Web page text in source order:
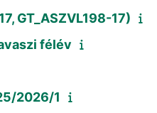
GT_ASZVL198-17)
félév
2026/1